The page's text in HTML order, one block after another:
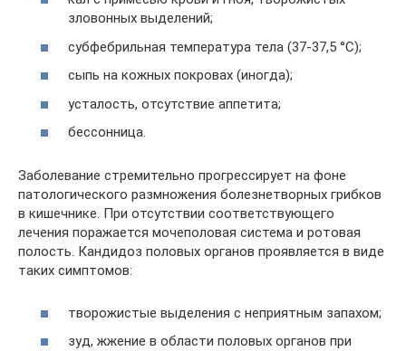
зловонных выделений;
субфебрильная температура тела (37-37,5 °С);
сыпь на кожных покровах (иногда);
усталость, отсутствие аппетита;
бессонница.
Заболевание стремительно прогрессирует на фоне
патологического размножения болезнетворных грибков
в кишечнике. При отсутствии соответствующего
лечения поражается мочеполовая система и ротовая
полость. Кандидоз половых органов проявляется в виде
таких симптомов:
творожистые выделения с неприятным запахом;
зуд, жжение в области половых органов при